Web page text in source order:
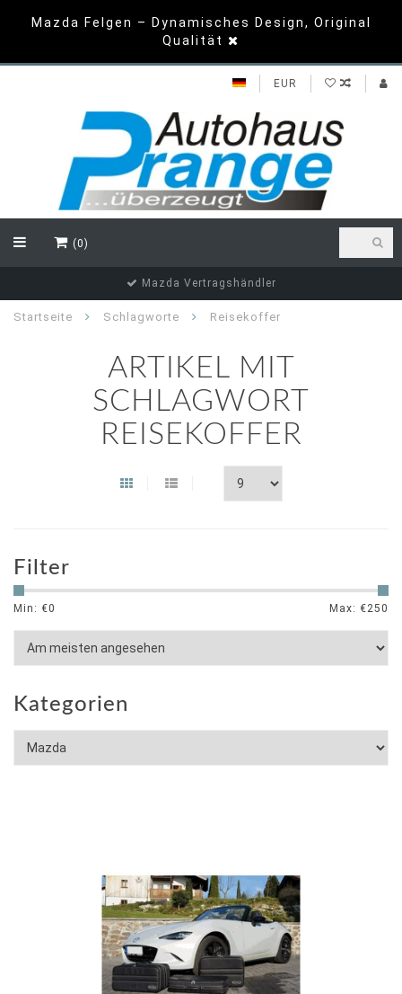
Mazda Felgen – Dynamisches Design, Original
Qualität
EUR
(0)
Mazda Vertragshändler
Startseite Schlagworte Reisekoffer
ARTIKEL MIT
SCHLAGWORT
REISEKOFFER
Filter
Min: €0 Max: €250
Kategorien